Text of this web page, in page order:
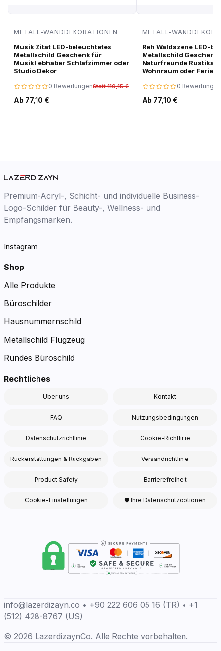
METALL-WANDDEKORATIONEN
Musik Zitat LED-beleuchtetes
Metallschild Geschenk für
Musikliebhaber Schlafzimmer oder
Studio Dekor
0 BewertungenStatt 110,15 €
Ab 77,10 €
METALL-
Reh Waldszene LED-
Metallschild Geschenk
Naturfreunde
Wohnraum oder
0 Bewertungen
Ab 77,10 €
Premium-Acryl-, Schicht- und individuelle Business-
Logo-Schilder für Beauty-, Wellness- und
Empfangsmarken.
Instagram
Shop
Alle Produkte
Büroschilder
Hausnummernschild
Metallschild Flugzeug
Rundes Büroschild
Rechtliches
Über uns Kontakt
FAQ Nutzungsbedingungen
Datenschutzrichtlinie Cookie-Richtlinie
Rückerstattungen & Rückgaben Versandrichtlinie
Product Safety Barrierefreiheit
Cookie-Einstellungen 🛡 Ihre Datenschutzoptionen
info@lazerdizayn.co • +90 222 606 05 16 (TR) • +1
(512) 428-8767 (US)
© 2026 LazerdizaynCo. Alle Rechte vorbehalten.